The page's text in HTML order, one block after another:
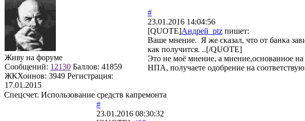
Живу на форуме
Сообщений: 12130 Баллов: 41859
ЖКХоинов: 3949 Регистрация:
17.01.2015
#
23.01.2016 14:04:56
[QUOTE]Андрей_ptz пишет:
Ваше мнение. Я же сказал, что от банка
как получится. ..[/QUOTE]
Это не моё мнение, а мнение,основанное
НПА, получаете одобрение на
Спецсчет. Использование средств капремонта
#
23.01.2016 08:30:32